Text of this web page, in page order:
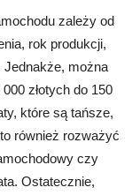
zależy od
rok produkcji,
można
złotych do 150
które są tańsze,
również rozważyć
czy
Ostatecznie,